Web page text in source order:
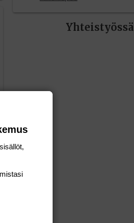
Yhteistyössä